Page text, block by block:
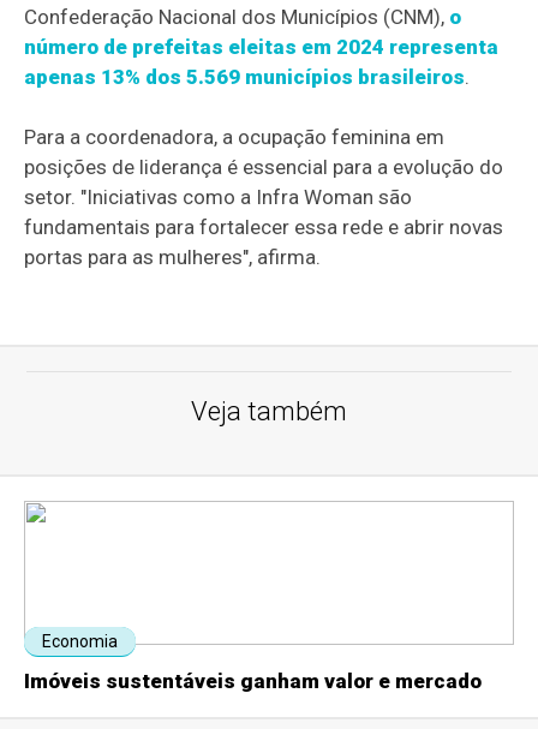
Confederação Nacional dos Municípios (CNM), o
número de prefeitas eleitas em 2024 representa
apenas 13% dos 5.569 municípios brasileiros.
Para a coordenadora, a ocupação feminina em
posições de liderança é essencial para a evolução do
setor. "Iniciativas como a Infra Woman são
fundamentais para fortalecer essa rede e abrir novas
portas para as mulheres", afirma.
Veja também
Economia
Imóveis sustentáveis ganham valor e mercado